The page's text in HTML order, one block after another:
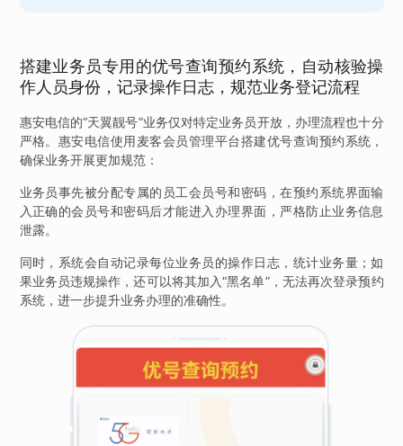
搭建业务员专用的优号查询预约系统，自动核验操
作人员身份，记录操作日志，规范业务登记流程
惠安电信的“天翼靓号”业务仅对特定业务员开放，办理流程也十分
严格。惠安电信使用麦客会员管理平台搭建优号查询预约系统，
确保业务开展更加规范：
业务员事先被分配专属的员工会员号和密码，在预约系统界面输
入正确的会员号和密码后才能进入办理界面，严格防止业务信息
泄露。
同时，系统会自动记录每位业务员的操作日志，统计业务量；如
果业务员违规操作，还可以将其加入“黑名单”，无法再次登录预约
系统，进一步提升业务办理的准确性。